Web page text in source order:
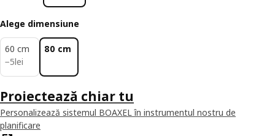
Alege dimensiune
60 cm
−5lei
5lei
80 cm
Proiectează chiar tu
Personalizează sistemul BOAXEL în instrumentul nostru de
planificare